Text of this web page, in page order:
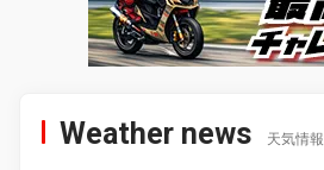
Weather news 天気情報